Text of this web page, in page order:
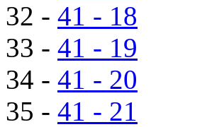
32 - 41 - 18
33 - 41 - 19
34 - 41 - 20
35 - 41 - 21